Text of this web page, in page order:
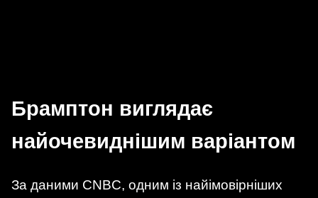
Брамптон виглядає
найочевиднішим варіантом
За даними CNBC, одним із найімовірніших